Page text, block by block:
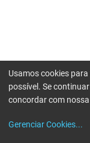
Usamos cookies
possível. Se
concordar com nossa
Gerenciar Cookies...
Erro ao enviar